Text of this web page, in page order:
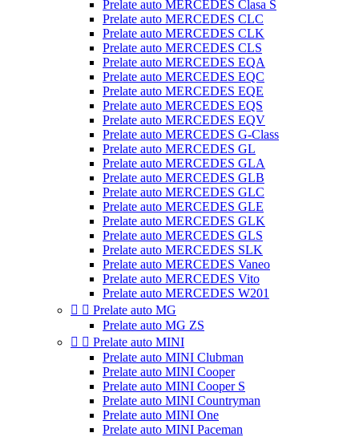
Prelate auto MERCEDES Clasa S
Prelate auto MERCEDES CLC
Prelate auto MERCEDES CLK
Prelate auto MERCEDES CLS
Prelate auto MERCEDES EQA
Prelate auto MERCEDES EQC
Prelate auto MERCEDES EQE
Prelate auto MERCEDES EQS
Prelate auto MERCEDES EQV
Prelate auto MERCEDES G-Class
Prelate auto MERCEDES GL
Prelate auto MERCEDES GLA
Prelate auto MERCEDES GLB
Prelate auto MERCEDES GLC
Prelate auto MERCEDES GLE
Prelate auto MERCEDES GLK
Prelate auto MERCEDES GLS
Prelate auto MERCEDES SLK
Prelate auto MERCEDES Vaneo
Prelate auto MERCEDES Vito
Prelate auto MERCEDES W201
  Prelate auto MG
Prelate auto MG ZS
  Prelate auto MINI
Prelate auto MINI Clubman
Prelate auto MINI Cooper
Prelate auto MINI Cooper S
Prelate auto MINI Countryman
Prelate auto MINI One
Prelate auto MINI Paceman